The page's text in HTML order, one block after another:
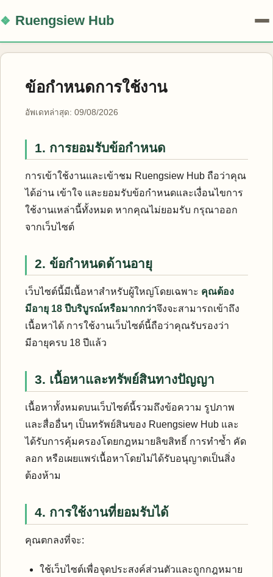
Ruengsiew Hub
ข้อกำหนดการใช้งาน
อัพเดทล่าสุด: 09/08/2026
1. การยอมรับข้อกำหนด
การเข้าใช้งานและเข้าชม Ruengsiew Hub ถือว่าคุณ
ได้อ่าน เข้าใจ และยอมรับข้อกำหนดและเงื่อนไขการ
ใช้งานเหล่านี้ทั้งหมด หากคุณไม่ยอมรับ กรุณาออก
จากเว็บไซต์
2. ข้อกำหนดด้านอายุ
เว็บไซต์นี้มีเนื้อหาสำหรับผู้ใหญ่โดยเฉพาะ คุณต้อง
มีอายุ 18 ปีบริบูรณ์หรือมากกว่าจึงจะสามารถเข้าถึง
เนื้อหาได้ การใช้งานเว็บไซต์นี้ถือว่าคุณรับรองว่า
มีอายุครบ 18 ปีแล้ว
3. เนื้อหาและทรัพย์สินทางปัญญา
เนื้อหาทั้งหมดบนเว็บไซต์นี้รวมถึงข้อความ รูปภาพ
และสื่ออื่นๆ เป็นทรัพย์สินของ Ruengsiew Hub และ
ได้รับการคุ้มครองโดยกฎหมายลิขสิทธิ์ การทำซ้ำ คัด
ลอก หรือเผยแพร่เนื้อหาโดยไม่ได้รับอนุญาตเป็นสิ่ง
ต้องห้าม
4. การใช้งานที่ยอมรับได้
คุณตกลงที่จะ:
ใช้เว็บไซต์เพื่อจุดประสงค์ส่วนตัวและถูกกฎหมาย